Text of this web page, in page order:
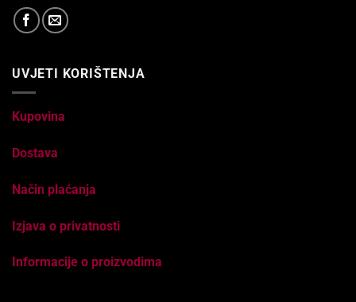
UVJETI KORIŠTENJA
Kupovina
Dostava
Način plaćanja
Izjava o privatnosti
Informacije o proizvodima